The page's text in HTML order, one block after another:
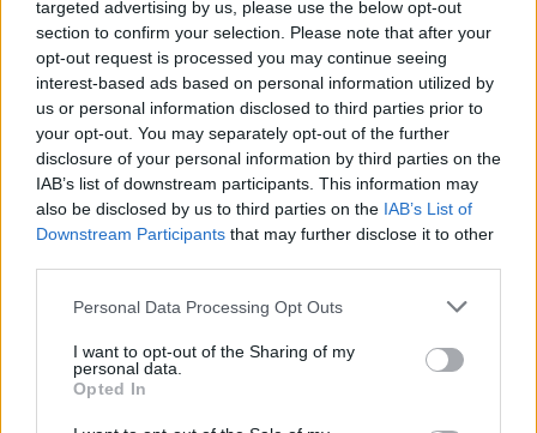
targeted advertising by us, please use the below opt-out
section to confirm your selection. Please note that after your
opt-out request is processed you may continue seeing
interest-based ads based on personal information utilized by
us or personal information disclosed to third parties prior to
your opt-out. You may separately opt-out of the further
disclosure of your personal information by third parties on the
IAB’s list of downstream participants. This information may
also be disclosed by us to third parties on the IAB’s List of
Downstream Participants that may further disclose it to other
Personal Data Processing Opt Outs
I want to opt-out of the Sharing of my
personal data.
Opted In
M. Galli (ΔΕΣΦΑ): Ανάγκη ευελιξίας και